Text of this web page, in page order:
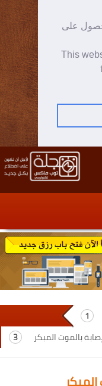
على
This
بالموت المبكر